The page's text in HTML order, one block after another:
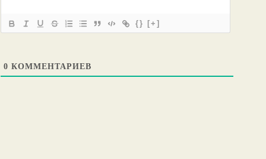
{} [+]
0 КОММЕНТАРИЕВ